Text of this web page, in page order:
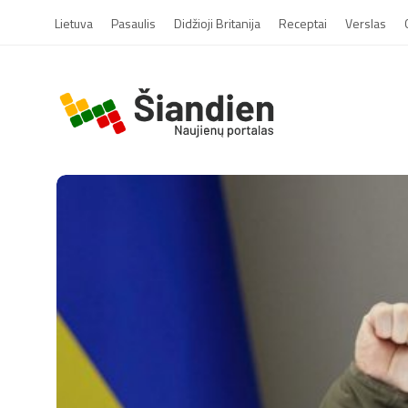
Lietuva Pasaulis Didžioji Britanija Receptai Verslas
S
a
i